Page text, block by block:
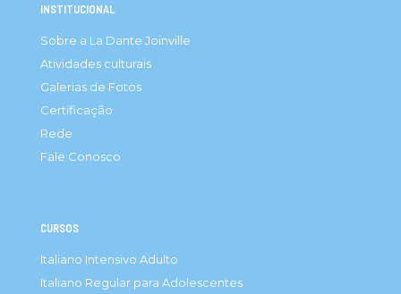
INSTITUCIONAL
Sobre a La Dante Joinville
Atividades culturais
Galerias de Fotos
Certificação
Rede
Fale Conosco
CURSOS
Italiano Intensivo Adulto
Italiano Regular para Adolescentes